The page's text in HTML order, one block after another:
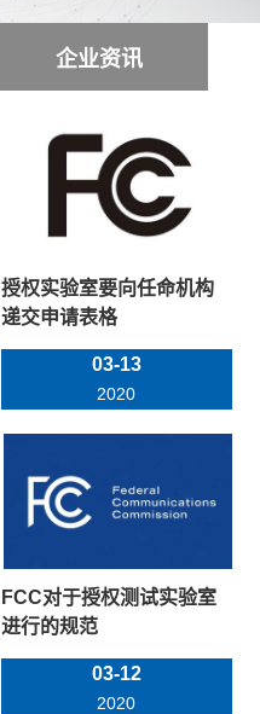
企业资讯
授权实验室要向任命机构
递交申请表格
03-13
2020
FCC对于授权测试实验室
进行的规范
03-12
2020